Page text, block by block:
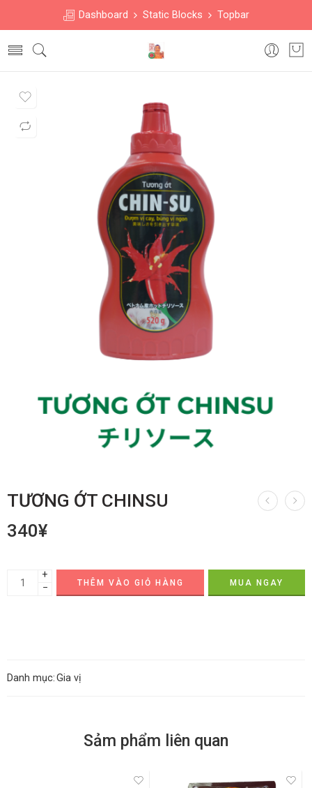
Dashboard Static Blocks Topbar
TƯƠNG ỚT CHINSU
340¥
+
−
THÊM VÀO GIỎ HÀNG MUA NGAY
Danh mục:Gia vị
Sảm phẩm liên quan